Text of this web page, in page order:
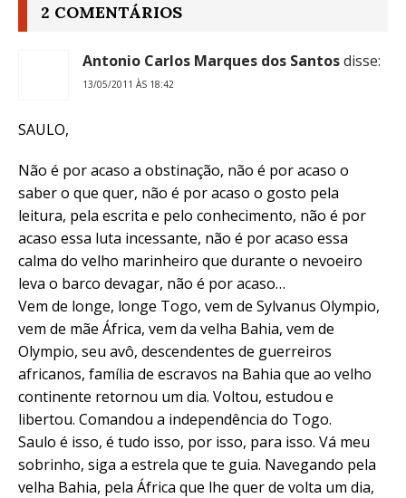
2 COMENTÁRIOS
Antonio Carlos Marques dos Santosdisse:
13/05/2011 ÀS 18:42
SAULO,
Não é por acaso a obstinação, não é por acaso o
saber o que quer, não é por acaso o gosto pela
leitura, pela escrita e pelo conhecimento, não é por
acaso essa luta incessante, não é por acaso essa
calma do velho marinheiro que durante o nevoeiro
leva o barco devagar, não é por acaso…
Vem de longe, longe Togo, vem de Sylvanus Olympio,
vem de mãe África, vem da velha Bahia, vem de
Olympio, seu avô, descendentes de guerreiros
africanos, família de escravos na Bahia que ao velho
continente retornou um dia. Voltou, estudou e
libertou. Comandou a independência do Togo.
Saulo é isso, é tudo isso, por isso, para isso. Vá meu
sobrinho, siga a estrela que te guia. Navegando pela
velha Bahia, pela África que lhe quer de volta um dia,